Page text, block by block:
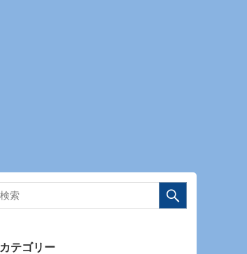
カテゴリー